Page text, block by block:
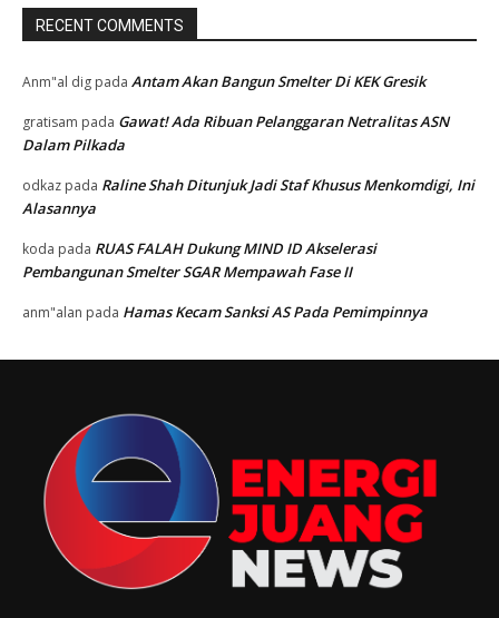
RECENT COMMENTS
Anm"al dig pada Antam Akan Bangun Smelter Di KEK Gresik
gratisam pada Gawat! Ada Ribuan Pelanggaran Netralitas ASN
Dalam Pilkada
odkaz pada Raline Shah Ditunjuk Jadi Staf Khusus Menkomdigi, Ini
Alasannya
koda pada RUAS FALAH Dukung MIND ID Akselerasi
Pembangunan Smelter SGAR Mempawah Fase II
anm"alan pada Hamas Kecam Sanksi AS Pada Pemimpinnya